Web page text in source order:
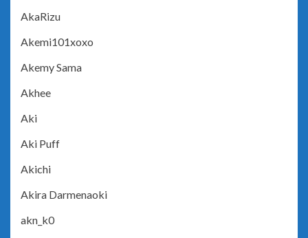
AkaRizu
Akemi101xoxo
Akemy Sama
Akhee
Aki
Aki Puff
Akichi
Akira Darmenaoki
akn_k0